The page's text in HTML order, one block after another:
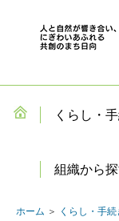
くらし・
組織から
ホーム ＞ くらし・手続